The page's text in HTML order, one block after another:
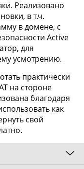
Реализовано
в т.ч.
в домене, с
Active
для
усмотрению.
практически
на стороне
благодаря
как
свой